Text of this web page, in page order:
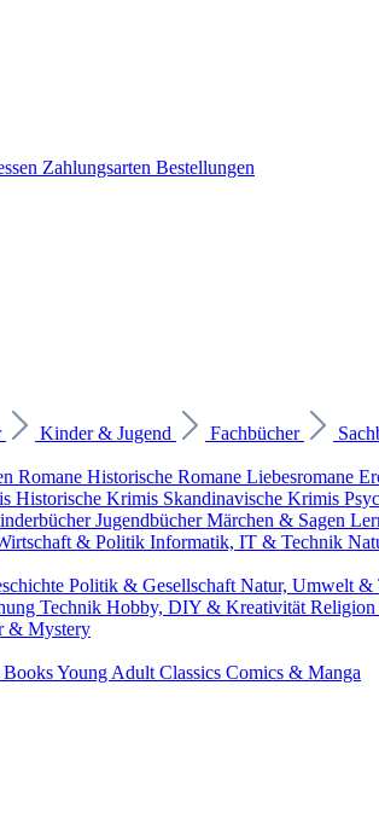
Zahlungsarten Bestellungen
Kinder & Jugend Fachbücher
Romane Historische Romane Liebesromane
Historische Krimis Skandinavische Krimis
JugendbücherMärchen & Sagen
& Politik Informatik, IT & Technik
Politik & Gesellschaft Natur, Umwelt &
Technik Hobby, DIY & Kreativität
& Mystery
BooksYoung Adult Classics Comics & Manga